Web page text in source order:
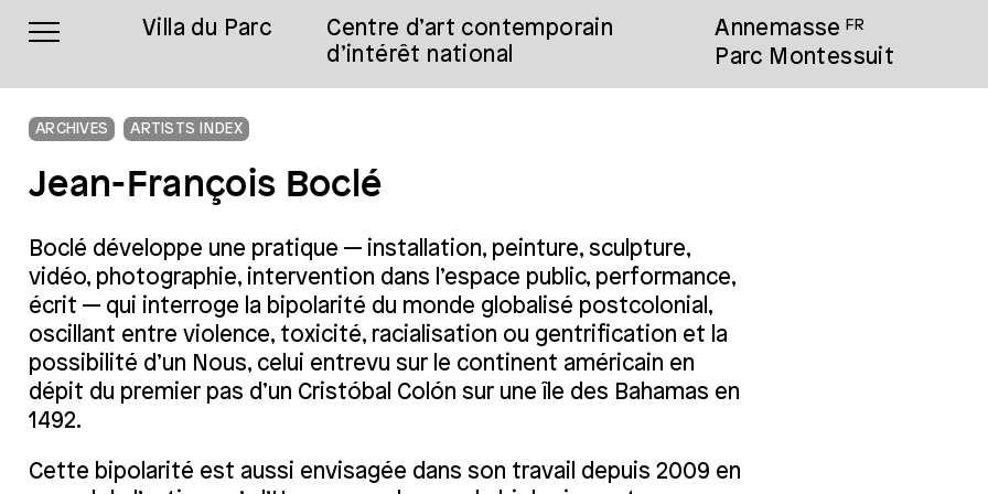
Villa du Parc
Centre d’art contemporain
d’intérêt national
Annemasse FR
Parc Montessuit
ARCHIVES ARTISTS INDEX
Jean-François Boclé
Boclé développe une pratique — installation, peinture, sculpture,
vidéo, photographie, intervention dans l’espace public, performance,
écrit — qui interroge la bipolarité du monde globalisé postcolonial,
oscillant entre violence, toxicité, racialisation ou gentrification et la
possibilité d’un Nous, celui entrevu sur le continent américain en
dépit du premier pas d’un Cristóbal Colón sur une île des Bahamas en
1492.
Cette bipolarité est aussi envisagée dans son travail depuis 2009 en